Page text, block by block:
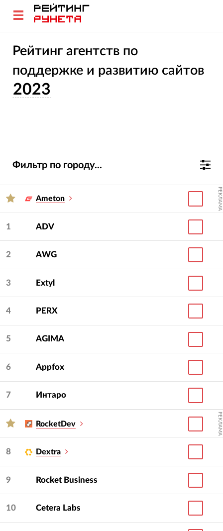
Рейтинг агентств по
поддержке и развитию сайтов
2023
Фильтр по городу...
Ameton РЕКЛАМА
1 ADV
2 AWG
3 Extyl
4 PERX
5 AGIMA
6 Appfox
7 Интаро
RocketDev РЕКЛАМА
8 Dextra
9 Rocket Business
10 Cetera Labs